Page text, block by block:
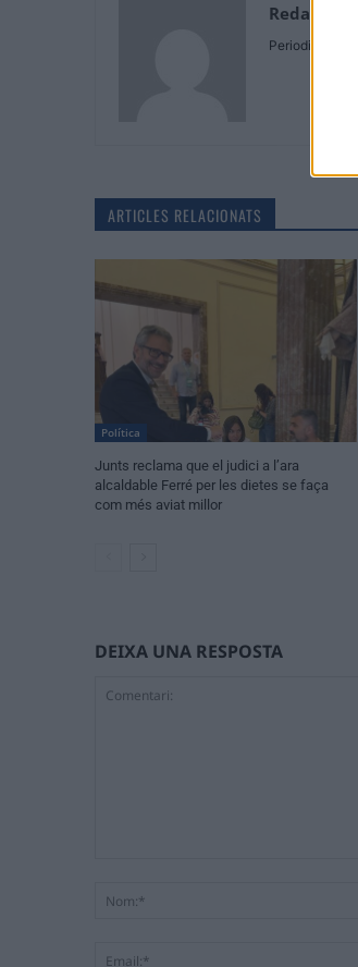
Redaccio
Periodistes
ARTICLES RELACIONATS
Política
Junts reclama que el judici a l’ara
alcaldable Ferré per les dietes se faça
com més aviat millor
DEIXA UNA RESPOSTA